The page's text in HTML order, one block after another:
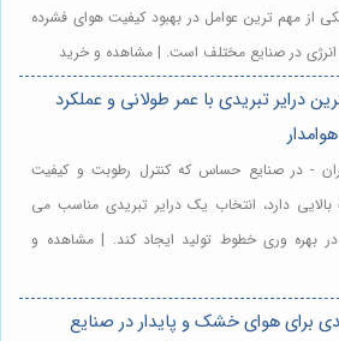
از مهم ترین عوامل در بهبود کیفیت هوای فشرده
در صنایع مختلف است. | مشاهده و خرید
درایر تبریدی با عمر طولانی و عملکرد
- در صنایع حساس که کنترل رطوبت و کیفیت
دارد، انتخاب یک درایر تبریدی مناسب می
در بهره وری خطوط تولید ایجاد کند. | مشاهده و
برای هوای خشک و پایدار در صنایع